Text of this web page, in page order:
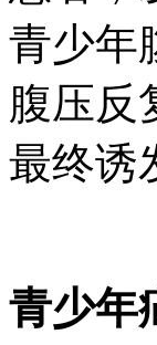
青少年
腹压反
最终诱
青少年